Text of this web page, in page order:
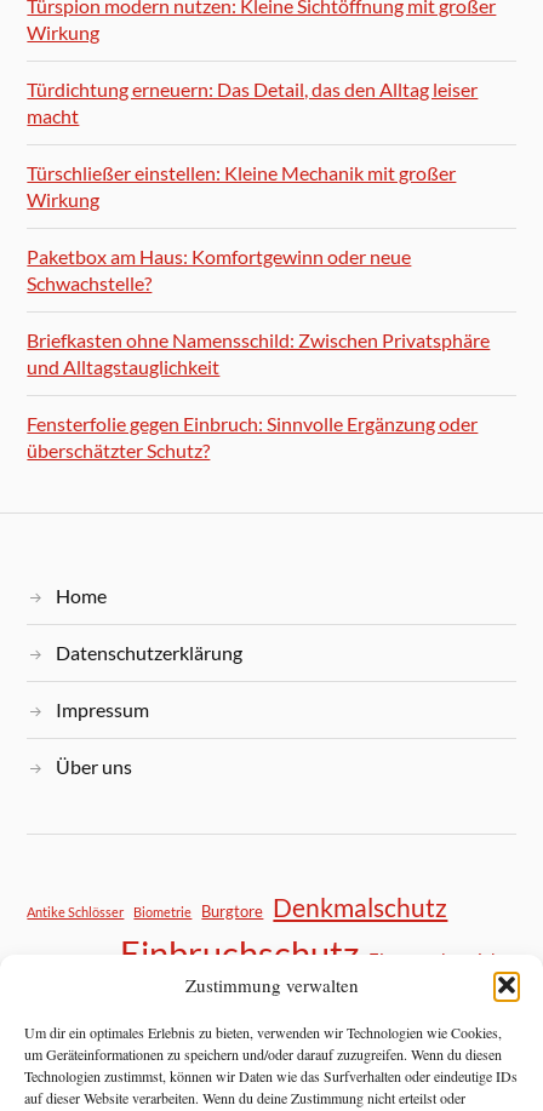
Zustimmung verwalten
Um dir ein optimales Erlebnis zu bieten, verwenden wir Technologien wie Cookies,
um Geräteinformationen zu speichern und/oder darauf zuzugreifen. Wenn du diesen
Technologien zustimmst, können wir Daten wie das Surfverhalten oder eindeutige IDs
auf dieser Website verarbeiten. Wenn du deine Zustimmung nicht erteilst oder
Türspion modern nutzen: Kleine Sichtöffnung mit großer
Wirkung
Türdichtung erneuern: Das Detail, das den Alltag leiser
macht
Türschließer einstellen: Kleine Mechanik mit großer
Wirkung
Paketbox am Haus: Komfortgewinn oder neue
Schwachstelle?
Briefkasten ohne Namensschild: Zwischen Privatsphäre
und Alltagstauglichkeit
Fensterfolie gegen Einbruch: Sinnvolle Ergänzung oder
überschätzter Schutz?
Home
Datenschutzerklärung
Impressum
Über uns
Antike Schlösser Biometrie Burgtore Denkmalschutz
Einbruchschutz Eingangsbereich
Haustür Sicherheit Kastenschloss
Mietwohnung Sicherheit
Mittelalter Nachrüsten Tipps
Nachrüstung
Notfallhilfe
Objektschutz Panzerriegel Pilzkopfverriegelung
Privatsphäre Restaurierung Schließanlage Schließtechnik